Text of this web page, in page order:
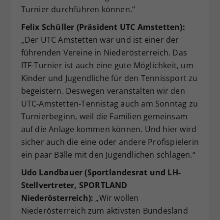
Turnier durchführen können.“
Felix Schüller (Präsident UTC Amstetten):
„Der UTC Amstetten war und ist einer der
führenden Vereine in Niederösterreich. Das
ITF-Turnier ist auch eine gute Möglichkeit, um
Kinder und Jugendliche für den Tennissport zu
begeistern. Deswegen veranstalten wir den
UTC-Amstetten-Tennistag auch am Sonntag zu
Turnierbeginn, weil die Familien gemeinsam
auf die Anlage kommen können. Und hier wird
sicher auch die eine oder andere Profispielerin
ein paar Bälle mit den Jugendlichen schlagen.“
Udo Landbauer (Sportlandesrat und LH-
Stellvertreter, SPORTLAND
Niederösterreich): „Wir wollen
Niederösterreich zum aktivsten Bundesland